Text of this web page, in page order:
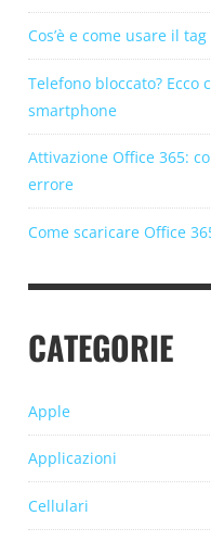
Cos’è e come usare il
Telefono bloccato?
smartphone
Attivazione Office 365:
errore
Come scaricare Office
CATEGORIE
Apple
Applicazioni
Cellulari